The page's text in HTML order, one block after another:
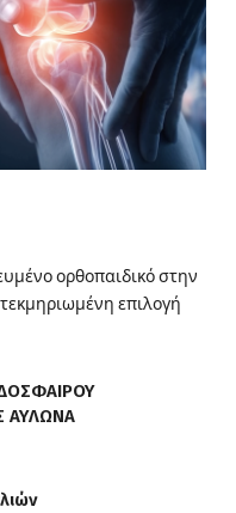
ορθοπαιδικό στην
επιλογή
ΑΥΛΩΝΑ